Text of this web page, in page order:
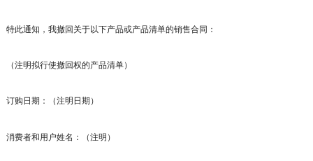
特此通知，我撤回关于以下产品或产品清单的销售合同：
（注明拟行使撤回权的产品清单）
订购日期：（注明日期）
消费者和用户姓名：（注明）